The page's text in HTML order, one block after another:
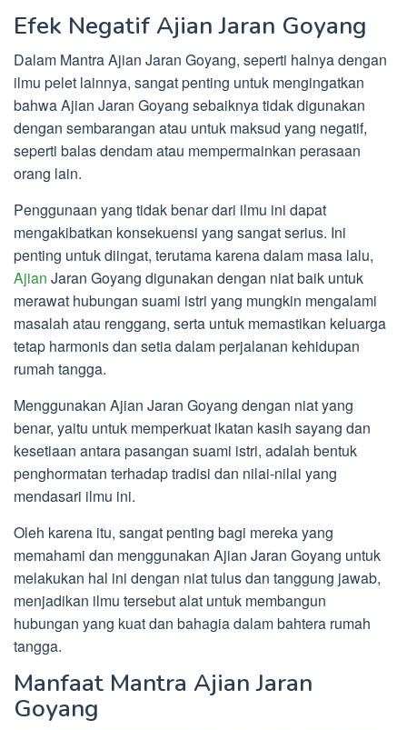
Efek Negatif Ajian Jaran Goyang
Dalam Mantra Ajian Jaran Goyang, seperti halnya dengan
ilmu pelet lainnya, sangat penting untuk mengingatkan
bahwa Ajian Jaran Goyang sebaiknya tidak digunakan
dengan sembarangan atau untuk maksud yang negatif,
seperti balas dendam atau mempermainkan perasaan
orang lain.
Penggunaan yang tidak benar dari ilmu ini dapat
mengakibatkan konsekuensi yang sangat serius. Ini
penting untuk diingat, terutama karena dalam masa lalu,
Ajian Jaran Goyang digunakan dengan niat baik untuk
merawat hubungan suami istri yang mungkin mengalami
masalah atau renggang, serta untuk memastikan keluarga
tetap harmonis dan setia dalam perjalanan kehidupan
rumah tangga.
Menggunakan Ajian Jaran Goyang dengan niat yang
benar, yaitu untuk memperkuat ikatan kasih sayang dan
kesetiaan antara pasangan suami istri, adalah bentuk
penghormatan terhadap tradisi dan nilai-nilai yang
mendasari ilmu ini.
Oleh karena itu, sangat penting bagi mereka yang
memahami dan menggunakan Ajian Jaran Goyang untuk
melakukan hal ini dengan niat tulus dan tanggung jawab,
menjadikan ilmu tersebut alat untuk membangun
hubungan yang kuat dan bahagia dalam bahtera rumah
tangga.
Manfaat Mantra Ajian Jaran
Goyang